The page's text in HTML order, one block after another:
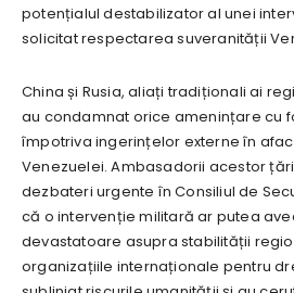
potențialul destabilizator al unei
solicitat respectarea suveranității
China și Rusia, aliați tradiționali ai
au condamnat orice amenințare cu
împotriva ingerințelor externe în
Venezuelei. Ambasadorii acestor
dezbateri urgente în Consiliul de
că o intervenție militară ar putea
devastatoare asupra stabilității
organizațiile internaționale pentru